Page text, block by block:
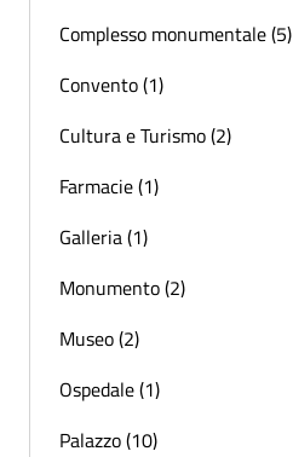
Complesso monumentale (5)
Convento (1)
Cultura e Turismo (2)
Farmacie (1)
Galleria (1)
Monumento (2)
Museo (2)
Ospedale (1)
Palazzo (10)